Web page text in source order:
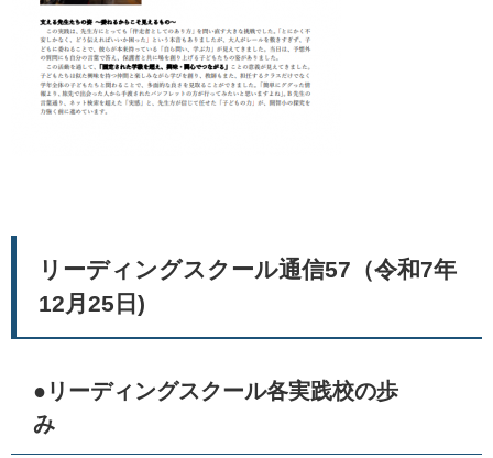
リーディングスクール通信57（令和7年
12月25日)
●リーディングスクール各実践校の歩
み